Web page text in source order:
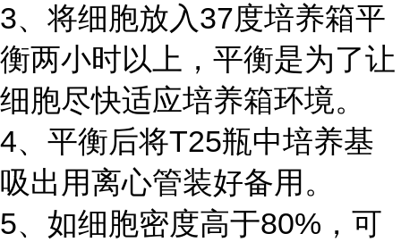
3、将细胞放入37度培养箱平
衡两小时以上，平衡是为了让
细胞尽快适应培养箱环境。
4、平衡后将T25瓶中培养基
吸出用离心管装好备用。
5、如细胞密度高于80%，可